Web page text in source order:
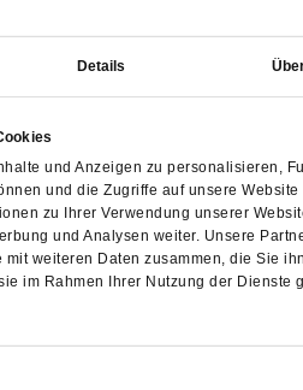
Details
und Anzeigen zu personalisieren,
und die Zugriffe auf unsere
zu Ihrer Verwendung unserer
und Analysen weiter. Unsere
mit weiteren Daten zusammen, die Sie
im Rahmen Ihrer Nutzung der Dienste
zerstört... mehr
22.90
/
16.00 €